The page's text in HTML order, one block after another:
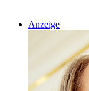
Anzeige